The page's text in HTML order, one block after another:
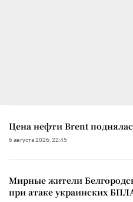
Цена нефти Brent
6 августа 2026, 22:45
Мирные жители
при атаке украинских